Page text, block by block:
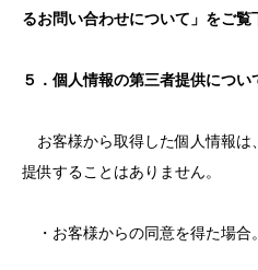
るお問い合わせについて」をご覧
５．個人情報の第三者提供につい
お客様から取得した個人情報は
提供することはありません。
・お客様からの同意を得た場合。